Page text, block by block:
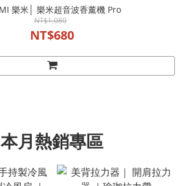
LARMI 樂米│ 樂米超音波香薰機 Pro
NT$1,080
NT$680
本月熱銷專區